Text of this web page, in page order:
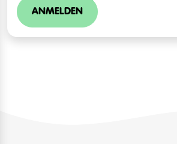
ANMELDEN